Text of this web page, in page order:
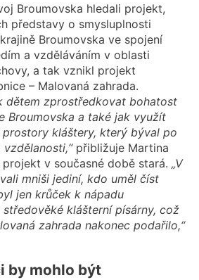
Broumovska hledali projekt,
představy o smysluplnosti
Broumovska ve spojení
a vzděláváním v oblasti
a tak vznikl projekt
– Malovaná zahrada.
dětem zprostředkovat bohatost
Broumovska a také jak využít
kláštery, který býval po
přibližuje Martina
v současné době stará. „V
mniši jediní, kdo uměl číst
jen krůček k nápadu
klášterní písárny, což
zahrada nakonec podařilo,“
by mohlo být